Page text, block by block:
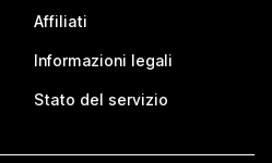
Affiliati
Informazioni legali
Stato del servizio